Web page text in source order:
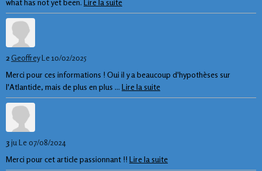
what has not yet been. Lire la suite
2GeoffreyLe 10/02/2025
Merci pour ces informations ! Oui il y a beaucoup d'hypothèses sur
l'Atlantide, mais de plus en plus ... Lire la suite
3ju Le 07/08/2024
Merci pour cet article passionnant !! Lire la suite